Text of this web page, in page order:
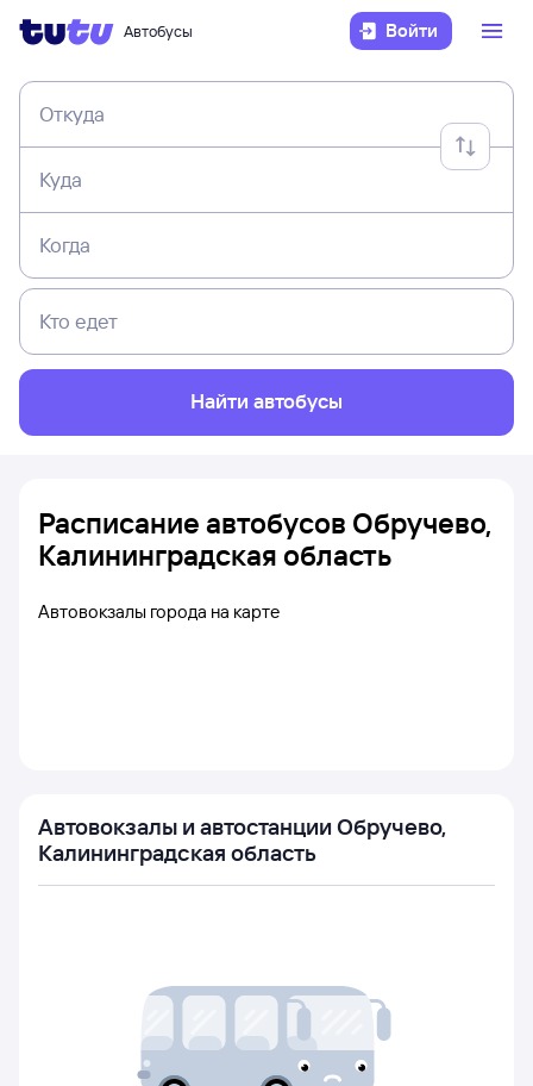
Автобусы Войти
Откуда
Куда
Когда
Кто едет
Найти автобусы
Расписание автобусов Обручево,
Калининградская область
Автовокзалы города на карте
Автовокзалы и автостанции Обручево,
Калининградская область